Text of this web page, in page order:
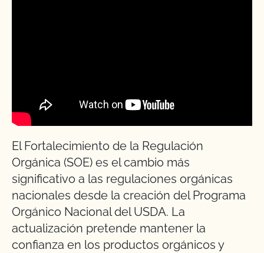
El Fortalecimiento de la Regulación
Orgánica (SOE) es el cambio más
significativo a las regulaciones orgánicas
nacionales desde la creación del Programa
Orgánico Nacional del USDA. La
actualización pretende mantener la
confianza en los productos orgánicos y